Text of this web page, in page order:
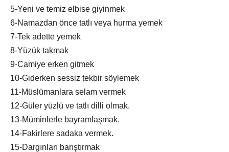
5-Yeni ve temiz elbise giyinmek
6-Namazdan önce tatlı veya hurma yemek
7-Tek adette yemek
8-Yüzük takmak
9-Camiye erken gitmek
10-Giderken sessiz tekbir söylemek
11-Müslümanlara selam vermek
12-Güler yüzlü ve tatlı dilli olmak.
13-Müminlerle bayramlaşmak.
14-Fakirlere sadaka vermek.
15-Dargınları barıştırmak